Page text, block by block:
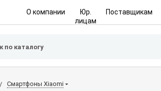
О компании
Юр.
лицам
Поставщикам
Смартфоны Xiaomi